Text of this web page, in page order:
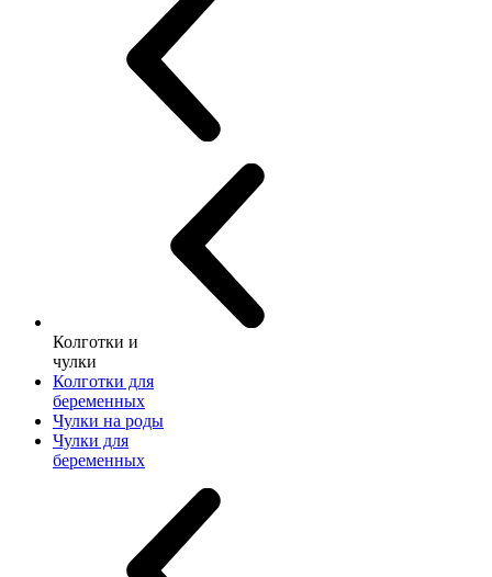
Колготки и
чулки
Колготки для
беременных
Чулки на роды
Чулки для
беременных